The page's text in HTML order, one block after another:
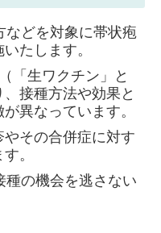
などを対象に帯状疱
たします。
「生ワクチン」と
、接種方法や効果と
異なっています。
その合併症に対す
。
種の機会を逃さない